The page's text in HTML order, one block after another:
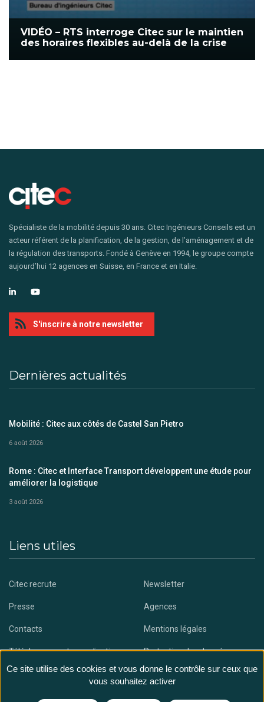
VIDÉO – RTS interroge Citec sur le maintien
des horaires flexibles au-delà de la crise
Spécialiste de la mobilité depuis 30 ans. Citec Ingénieurs Conseils est un
acteur référent de la planification, de la gestion, de l’aménagement et de
la régulation des transports. Fondé à Genève en 1994, le groupe compte
aujourd’hui 12 agences en Suisse, en France et en Italie.
S'inscrire à notre newsletter
Dernières actualités
Mobilité : Citec aux côtés de Castel San Pietro
6 août 2026
Rome : Citec et Interface Transport développent une étude pour
améliorer la logistique
3 août 2026
Liens utiles
Citec recrute Newsletter
Presse Agences
Contacts Mentions légales
Téléchargez notre application Protection des données
Ce site utilise des cookies et vous donne le contrôle sur ceux que
vous souhaitez activer